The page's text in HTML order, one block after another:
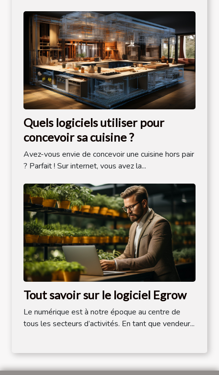
Quels logiciels utiliser pour
concevoir sa cuisine ?
Avez-vous envie de concevoir une cuisine hors pair
? Parfait ! Sur internet, vous avez la...
Tout savoir sur le logiciel Egrow
Le numérique est à notre époque au centre de
tous les secteurs d’activités. En tant que vendeur...